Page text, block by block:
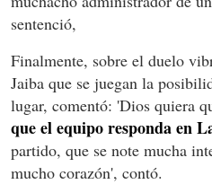
sentenció,
Finalmente, sobre el duelo
Jaiba que se juegan la
lugar, comentó: 'Dios quiera
que el equipo responda en
partido, que se note mucha
mucho corazón', contó.